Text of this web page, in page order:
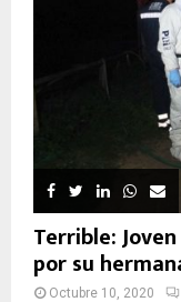
Terrible:
por su
Octubre 10, 2020